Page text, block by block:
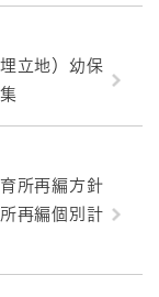
立地）幼保
所再編方針
再編個別計